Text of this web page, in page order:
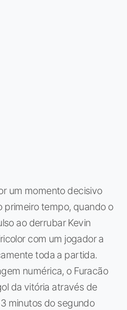
um momento decisivo
primeiro tempo, quando o
ao derrubar Kevin
com um jogador a
toda a partida.
numérica, o Furacão
da vitória através de
minutos do segundo